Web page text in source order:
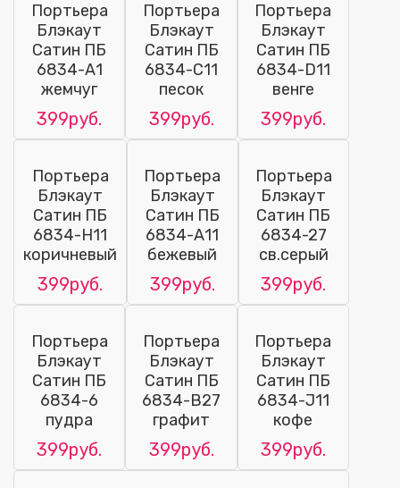
Портьера
Блэкаут
Сатин ПБ
6834-А1
жемчуг
399руб.
Портьера
Блэкаут
Сатин ПБ
6834-С11
песок
399руб.
Портьера
Блэкаут
Сатин ПБ
6834-D11
венге
399руб.
Портьера
Блэкаут
Сатин ПБ
6834-Н11
коричневый
399руб.
Портьера
Блэкаут
Сатин ПБ
6834-А11
бежевый
399руб.
Портьера
Блэкаут
Сатин ПБ
6834-27
св.серый
399руб.
Портьера
Блэкаут
Сатин ПБ
6834-6
пудра
399руб.
Портьера
Блэкаут
Сатин ПБ
6834-В27
графит
399руб.
Портьера
Блэкаут
Сатин ПБ
6834-J11
кофе
399руб.